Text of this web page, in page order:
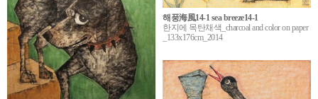
해풍海風14-1 sea breeze14-1
한지에 목탄채색_charcoal and color on paper
_133x176cm_2014